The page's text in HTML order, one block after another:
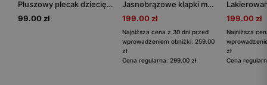
Pluszowy plecak dziecięcy 2w1 z maskotką lwa BARTEK 85850-42
99.00 zł
Jasnobrązowe klapki męskie z krzyżującymi się paskami
199.00 zł
Najniższa cena z 30 dni przed
wprowadzeniem obniżki: 259.00
zł
Cena regularna: 299.00 zł
199.00 zł
Najniższa
zł
Cena